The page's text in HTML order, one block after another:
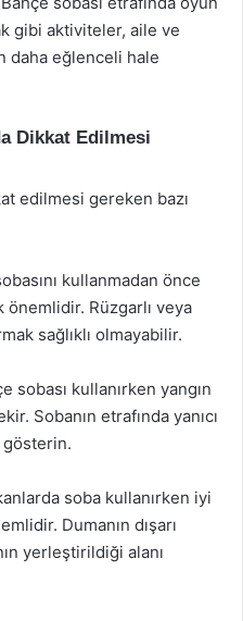
gibi aktiviteler, aile ve
daha eğlenceli hale
Dikkat Edilmesi
edilmesi gereken bazı
kullanmadan önce
önemlidir. Rüzgarlı veya
sağlıklı olmayabilir.
sobası kullanırken yangın
Sobanın etrafında yanıcı
gösterin.
soba kullanırken iyi
Dumanın dışarı
yerleştirildiği alanı